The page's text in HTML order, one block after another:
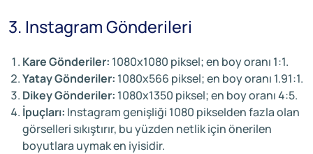
3. Instagram Gönderileri
Kare Gönderiler: 1080x1080 piksel; en boy oranı 1:1.
Yatay Gönderiler: 1080x566 piksel; en boy oranı 1.91:1.
Dikey Gönderiler: 1080x1350 piksel; en boy oranı 4:5.
İpuçları: Instagram genişliği 1080 pikselden fazla olan
görselleri sıkıştırır, bu yüzden netlik için önerilen
boyutlara uymak en iyisidir.